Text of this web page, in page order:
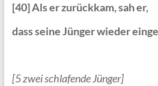
[40] Als er zurückkam, sah er,
dass seine Jünger wieder
[5 zwei schlafende Jünger]